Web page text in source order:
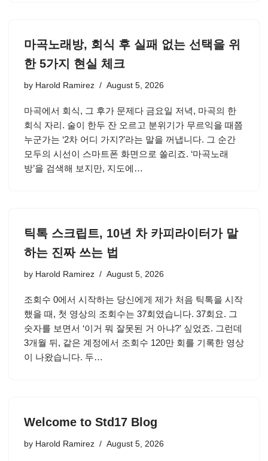
마곡노래방, 회식 후 실패 없는 선택을 위
한 5가지 현실 체크
by Harold Ramirez August 5, 2026
마곡에서 회식, 그 후가 문제다 금요일 저녁, 마곡의 한
회식 자리. 술이 한두 잔 오르고 분위기가 무르익을 때쯤
누군가는 ‘2차 어디 가지?’라는 말을 꺼냅니다. 그 순간
모두의 시선이 스마트폰 화면으로 쏠리죠. ‘마곡노래
방’을 검색해 보지만, 지도에…
틱톡 스크립트, 10년 차 카피라이터가 말
하는 진짜 쓰는 법
by Harold Ramirez August 5, 2026
조회수 0에서 시작하는 당신에게 제가 처음 틱톡을 시작
했을 때, 첫 영상의 조회수는 37회였습니다. 37회요. 그
숫자를 보면서 ‘이거 뭐 잘못된 거 아냐?’ 싶었죠. 그런데
3개월 뒤, 같은 계정에서 조회수 120만 회를 기록한 영상
이 나왔습니다. 두…
Welcome to Std17 Blog
by Harold Ramirez August 5, 2026